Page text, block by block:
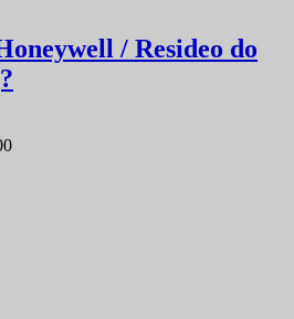
/ Resideo do